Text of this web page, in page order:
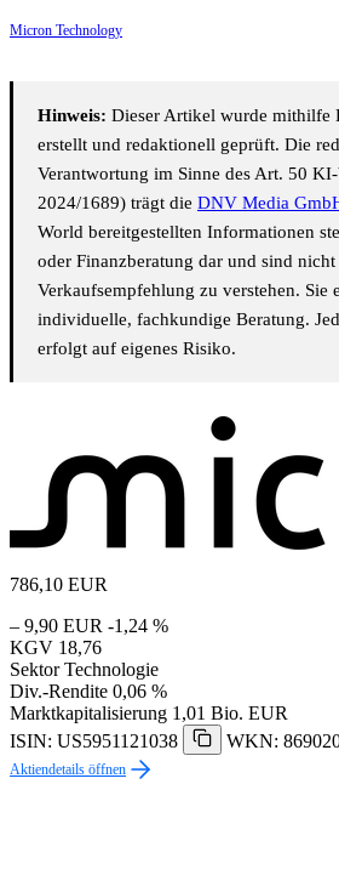
Micron Technology
Hinweis: Dieser Artikel wurde mithilfe
erstellt und redaktionell geprüft. Die
Verantwortung im Sinne des Art. 50
2024/1689) trägt die DNV Media
World bereitgestellten Informationen
oder Finanzberatung dar und sind
Verkaufsempfehlung zu verstehen. Sie
individuelle, fachkundige Beratung.
erfolgt auf eigenes Risiko.
786,10 EUR
– 9,90 EUR -1,24 %
KGV 18,76
Sektor Technologie
Div.-Rendite 0,06 %
Marktkapitalisierung 1,01 Bio. EUR
ISIN: US5951121038
WKN:
Aktiendetails öffnen